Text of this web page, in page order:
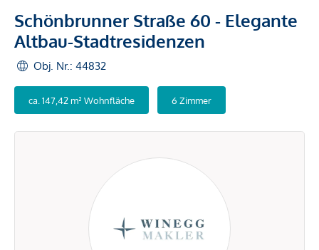
Schönbrunner Straße 60 - Elegante
Altbau-Stadtresidenzen
Obj. Nr.: 44832
ca. 147,42 m² Wohnfläche 6 Zimmer